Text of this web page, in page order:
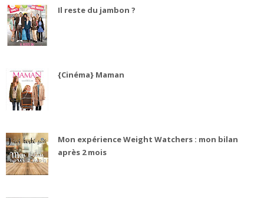
Il reste du jambon ?
{Cinéma} Maman
Mon expérience Weight Watchers : mon bilan
après 2 mois